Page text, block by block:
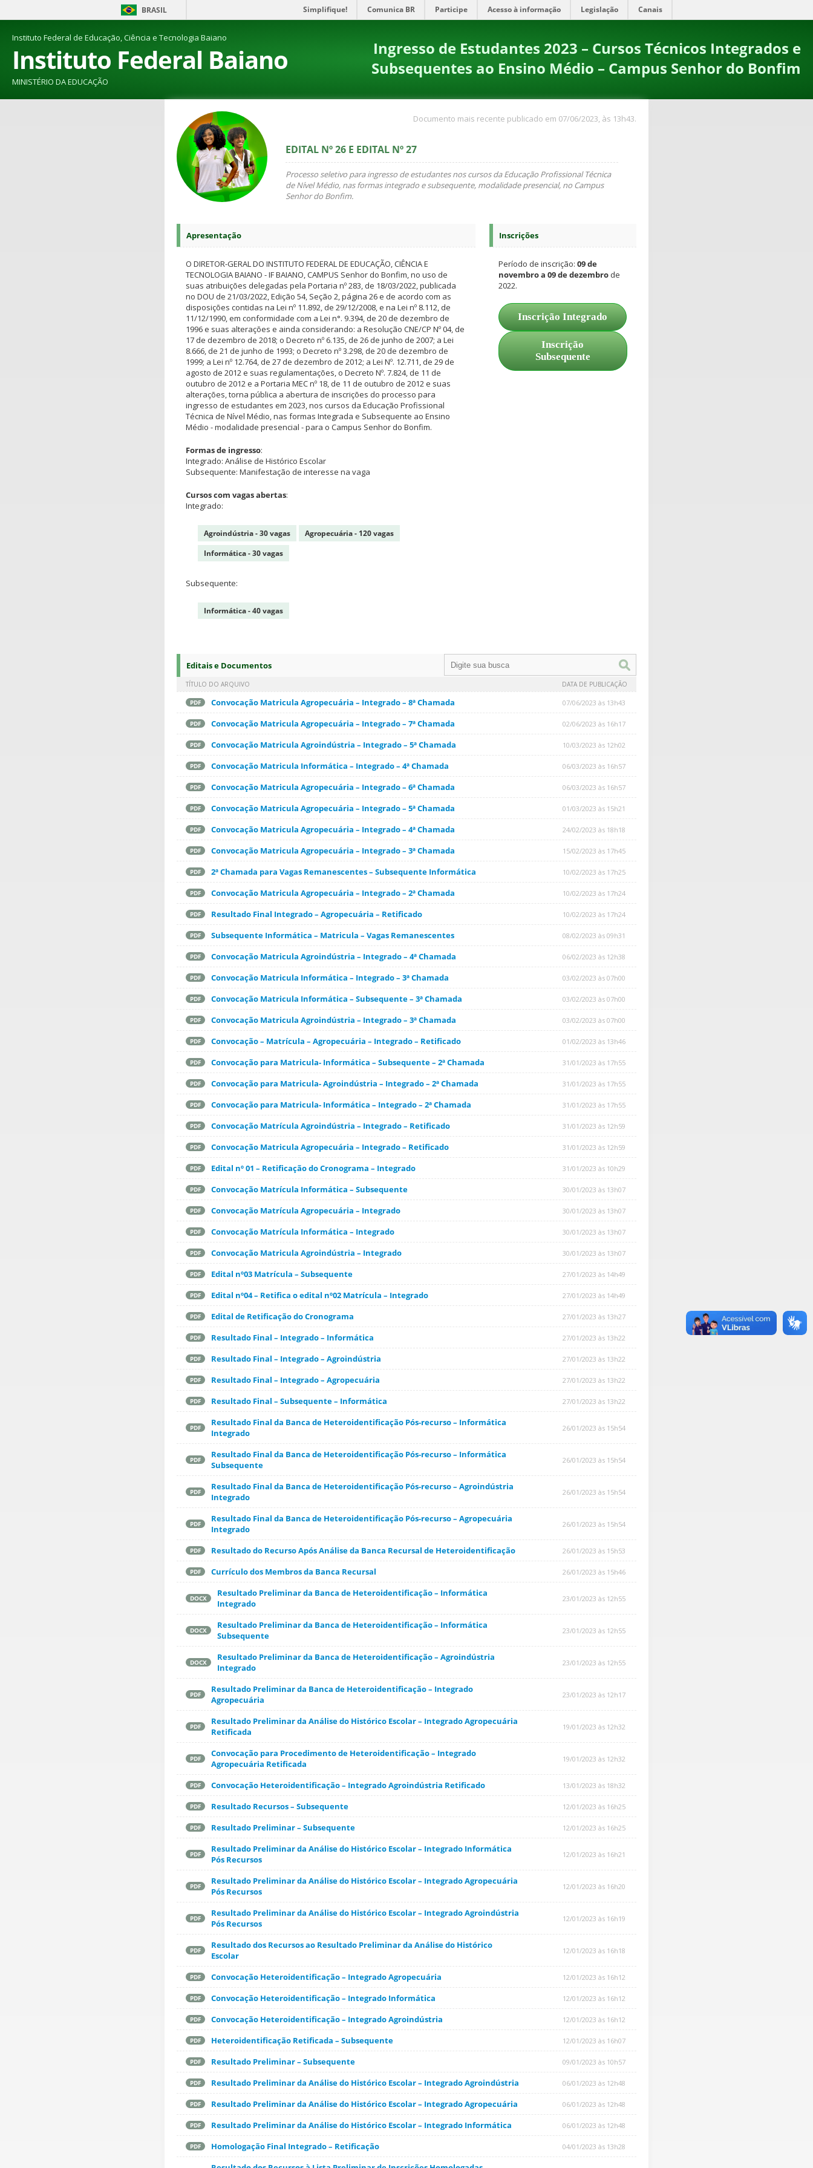
BRASIL Simplifique! Comunica BR Participe Acesso à informação Legislação Canais
Instituto Federal de Educação, Ciência e Tecnologia Baiano
Instituto Federal Baiano
MINISTÉRIO DA EDUCAÇÃO
Ingresso de Estudantes 2023 – Cursos Técnicos Integrados e
Subsequentes ao Ensino Médio – Campus Senhor do Bonfim
Documento mais recente publicado em 07/06/2023, às 13h43.
EDITAL Nº 26 E EDITAL Nº 27
Processo seletivo para ingresso de estudantes nos cursos da Educação Profissional Técnica
de Nível Médio, nas formas integrado e subsequente, modalidade presencial, no Campus
Senhor do Bonfim.
Apresentação
O DIRETOR-GERAL DO INSTITUTO FEDERAL DE EDUCAÇÃO, CIÊNCIA E
TECNOLOGIA BAIANO - IF BAIANO, CAMPUS Senhor do Bonfim, no uso de
suas atribuições delegadas pela Portaria nº 283, de 18/03/2022, publicada
no DOU de 21/03/2022, Edição 54, Seção 2, página 26 e de acordo com as
disposições contidas na Lei nº 11.892, de 29/12/2008, e na Lei nº 8.112, de
11/12/1990, em conformidade com a Lei n°. 9.394, de 20 de dezembro de
1996 e suas alterações e ainda considerando: a Resolução CNE/CP Nº 04, de
17 de dezembro de 2018; o Decreto nº 6.135, de 26 de junho de 2007; a Lei
8.666, de 21 de junho de 1993; o Decreto nº 3.298, de 20 de dezembro de
1999; a Lei nº 12.764, de 27 de dezembro de 2012; a Lei Nº. 12.711, de 29 de
agosto de 2012 e suas regulamentações, o Decreto Nº. 7.824, de 11 de
outubro de 2012 e a Portaria MEC nº 18, de 11 de outubro de 2012 e suas
alterações, torna pública a abertura de inscrições do processo para
ingresso de estudantes em 2023, nos cursos da Educação Profissional
Técnica de Nível Médio, nas formas Integrada e Subsequente ao Ensino
Médio - modalidade presencial - para o Campus Senhor do Bonfim.
Formas de ingresso:
Integrado: Análise de Histórico Escolar
Subsequente: Manifestação de interesse na vaga
Cursos com vagas abertas:
Integrado:
Agroindústria - 30 vagas
Agropecuária - 120 vagas
Informática - 30 vagas
Subsequente:
Informática - 40 vagas
Inscrições
Período de inscrição: 09 de
novembro a 09 de dezembrode
2022.
Inscrição Integrado
Inscrição
Subsequente
Editais e Documentos
TÍTULO DO ARQUIVO DATA DE PUBLICAÇÃO
PDF Convocação Matricula Agropecuária – Integrado – 8ª Chamada 07/06/2023 às 13h43
PDF Convocação Matricula Agropecuária – Integrado – 7ª Chamada 02/06/2023 às 16h17
PDF Convocação Matricula Agroindústria – Integrado – 5ª Chamada 10/03/2023 às 12h02
PDF Convocação Matricula Informática – Integrado – 4ª Chamada 06/03/2023 às 16h57
PDF Convocação Matricula Agropecuária – Integrado – 6ª Chamada 06/03/2023 às 16h57
PDF Convocação Matricula Agropecuária – Integrado – 5ª Chamada 01/03/2023 às 15h21
PDF Convocação Matricula Agropecuária – Integrado – 4ª Chamada 24/02/2023 às 18h18
PDF Convocação Matricula Agropecuária – Integrado – 3ª Chamada 15/02/2023 às 17h45
PDF 2ª Chamada para Vagas Remanescentes – Subsequente Informática 10/02/2023 às 17h25
PDF Convocação Matricula Agropecuária – Integrado – 2ª Chamada 10/02/2023 às 17h24
PDF Resultado Final Integrado – Agropecuária – Retificado 10/02/2023 às 17h24
PDF Subsequente Informática – Matricula – Vagas Remanescentes 08/02/2023 às 09h31
PDF Convocação Matricula Agroindústria – Integrado – 4ª Chamada 06/02/2023 às 12h38
PDF Convocação Matricula Informática – Integrado – 3ª Chamada 03/02/2023 às 07h00
PDF Convocação Matricula Informática – Subsequente – 3ª Chamada 03/02/2023 às 07h00
PDF Convocação Matricula Agroindústria – Integrado – 3ª Chamada 03/02/2023 às 07h00
PDF Convocação – Matrícula – Agropecuária – Integrado – Retificado 01/02/2023 às 13h46
PDF Convocação para Matricula- Informática – Subsequente – 2ª Chamada 31/01/2023 às 17h55
PDF Convocação para Matricula- Agroindústria – Integrado – 2ª Chamada 31/01/2023 às 17h55
PDF Convocação para Matricula- Informática – Integrado – 2ª Chamada 31/01/2023 às 17h55
PDF Convocação Matrícula Agroindústria – Integrado – Retificado 31/01/2023 às 12h59
PDF Convocação Matricula Agropecuária – Integrado – Retificado 31/01/2023 às 12h59
PDF Edital nº 01 – Retificação do Cronograma – Integrado 31/01/2023 às 10h29
PDF Convocação Matrícula Informática – Subsequente 30/01/2023 às 13h07
PDF Convocação Matrícula Agropecuária – Integrado 30/01/2023 às 13h07
PDF Convocação Matrícula Informática – Integrado 30/01/2023 às 13h07
PDF Convocação Matricula Agroindústria – Integrado 30/01/2023 às 13h07
PDF Edital nº03 Matrícula – Subsequente 27/01/2023 às 14h49
PDF Edital nº04 – Retifica o edital nº02 Matrícula – Integrado 27/01/2023 às 14h49
PDF Edital de Retificação do Cronograma 27/01/2023 às 13h27
PDF Resultado Final – Integrado – Informática 27/01/2023 às 13h22
PDF Resultado Final – Integrado – Agroindústria 27/01/2023 às 13h22
PDF Resultado Final – Integrado – Agropecuária 27/01/2023 às 13h22
PDF Resultado Final – Subsequente – Informática 27/01/2023 às 13h22
PDF
Resultado Final da Banca de Heteroidentificação Pós-recurso – Informática
Integrado
26/01/2023 às 15h54
PDF
Resultado Final da Banca de Heteroidentificação Pós-recurso – Informática
Subsequente
26/01/2023 às 15h54
PDF
Resultado Final da Banca de Heteroidentificação Pós-recurso – Agroindústria
Integrado
26/01/2023 às 15h54
PDF
Resultado Final da Banca de Heteroidentificação Pós-recurso – Agropecuária
Integrado
26/01/2023 às 15h54
PDF Resultado do Recurso Após Análise da Banca Recursal de Heteroidentificação 26/01/2023 às 15h53
PDF Currículo dos Membros da Banca Recursal 26/01/2023 às 15h46
DOCX
Resultado Preliminar da Banca de Heteroidentificação – Informática
Integrado
23/01/2023 às 12h55
DOCX
Resultado Preliminar da Banca de Heteroidentificação – Informática
Subsequente
23/01/2023 às 12h55
DOCX
Resultado Preliminar da Banca de Heteroidentificação – Agroindústria
Integrado
23/01/2023 às 12h55
PDF
Resultado Preliminar da Banca de Heteroidentificação – Integrado
Agropecuária
23/01/2023 às 12h17
PDF
Resultado Preliminar da Análise do Histórico Escolar – Integrado Agropecuária
Retificada
19/01/2023 às 12h32
PDF
Convocação para Procedimento de Heteroidentificação – Integrado
Agropecuária Retificada
19/01/2023 às 12h32
PDF Convocação Heteroidentificação – Integrado Agroindústria Retificado 13/01/2023 às 18h32
PDF Resultado Recursos – Subsequente 12/01/2023 às 16h25
PDF Resultado Preliminar – Subsequente 12/01/2023 às 16h25
PDF
Resultado Preliminar da Análise do Histórico Escolar – Integrado Informática
Pós Recursos
12/01/2023 às 16h21
PDF
Resultado Preliminar da Análise do Histórico Escolar – Integrado Agropecuária
Pós Recursos
12/01/2023 às 16h20
PDF
Resultado Preliminar da Análise do Histórico Escolar – Integrado Agroindústria
Pós Recursos
12/01/2023 às 16h19
PDF
Resultado dos Recursos ao Resultado Preliminar da Análise do Histórico
Escolar
12/01/2023 às 16h18
PDF Convocação Heteroidentificação – Integrado Agropecuária 12/01/2023 às 16h12
PDF Convocação Heteroidentificação – Integrado Informática 12/01/2023 às 16h12
PDF Convocação Heteroidentificação – Integrado Agroindústria 12/01/2023 às 16h12
PDF Heteroidentificação Retificada – Subsequente 12/01/2023 às 16h07
PDF Resultado Preliminar – Subsequente 09/01/2023 às 10h57
PDF Resultado Preliminar da Análise do Histórico Escolar – Integrado Agroindústria 06/01/2023 às 12h48
PDF Resultado Preliminar da Análise do Histórico Escolar – Integrado Agropecuária 06/01/2023 às 12h48
PDF Resultado Preliminar da Análise do Histórico Escolar – Integrado Informática 06/01/2023 às 12h48
PDF Homologação Final Integrado – Retificação 04/01/2023 às 13h28